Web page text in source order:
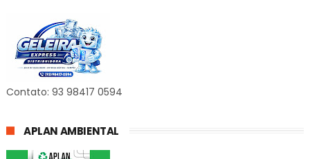
Contato: 93 98417 0594
APLAN AMBIENTAL